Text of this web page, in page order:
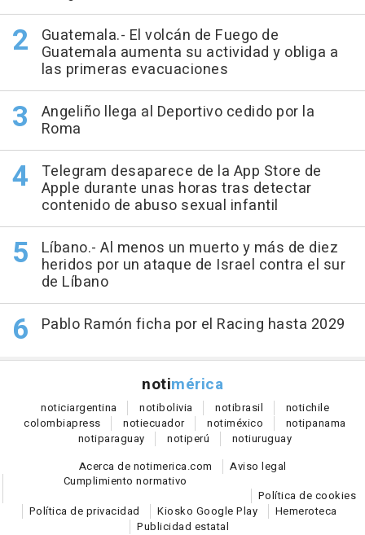
Guatemala.- El volcán de Fuego de
Guatemala aumenta su actividad y obliga a
las primeras evacuaciones
Angeliño llega al Deportivo cedido por la
Roma
Telegram desaparece de la App Store de
Apple durante unas horas tras detectar
contenido de abuso sexual infantil
Líbano.- Al menos un muerto y más de diez
heridos por un ataque de Israel contra el sur
de Líbano
Pablo Ramón ficha por el Racing hasta 2029
notimérica
noticiargentina notibolivia notibrasil notichile
colombiapress notiecuador notiméxico notipanama
notiparaguay notiperú notiuruguay
Acerca de notimerica.com
Aviso legal
Cumplimiento normativo
Política de cookies
Política de privacidad
Kiosko Google Play
Hemeroteca
Publicidad estatal